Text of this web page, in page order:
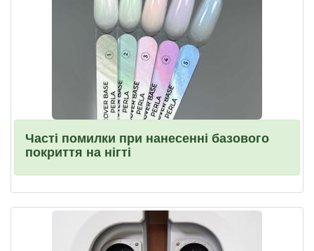
Часті помилки при нанесенні базового
покриття на нігті